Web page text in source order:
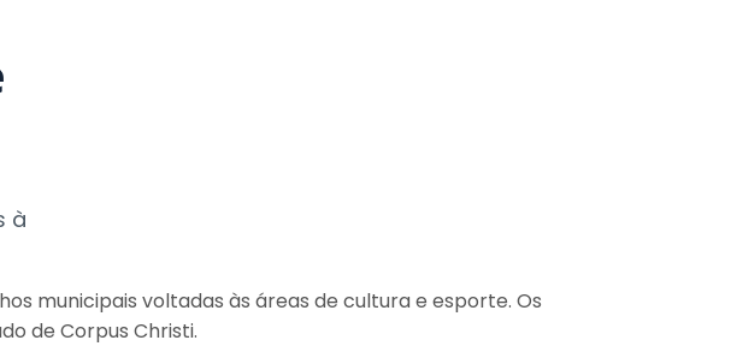
à
municipais voltadas às áreas de cultura e esporte. Os
de Corpus Christi.